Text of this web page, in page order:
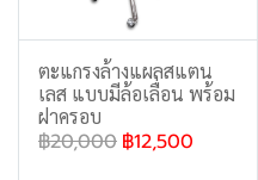
ตะแกรงล้างแผลสแตน
เลส แบบมีล้อเลื่อน พร้อม
ฝาครอบ
฿20,000 ฿12,500